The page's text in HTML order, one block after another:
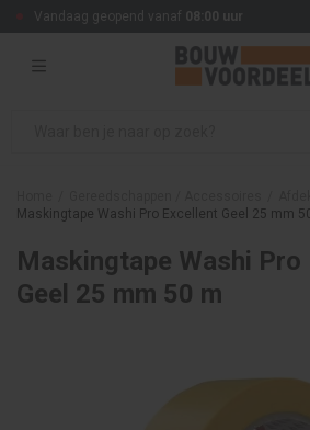
Vandaag geopend vanaf 08:00 uur
Maskingtape Washi Pro Excellent Geel 25 mm
Maskingtape Washi Pro
Geel 25 mm 50 m